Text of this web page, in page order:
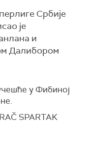
Србије
је
и
Далибором
у Фибиној
SPARTAK